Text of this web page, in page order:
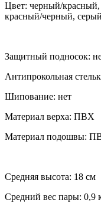
Цвет: черный/
красный/черный,
Защитный подносок:
Антипрокольная
Шипование: нет
Материал верха: ПВХ
Материал подошвы:
Средняя высота: 18 см
Средний вес пары: 0,9